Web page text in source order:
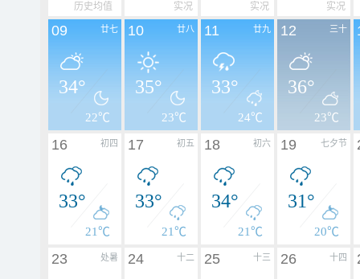
历史均值 实况 实况 实况
廿七
09
34°
22℃
廿八
10
35°
23℃
廿九
11
33°
24℃
三十
12
36°
23℃
初四
16
33°
21℃
初五
17
33°
21℃
初六
18
34°
21℃
七夕节
19
31°
20℃
处暑
23 十二
24 十三
25 十四
26